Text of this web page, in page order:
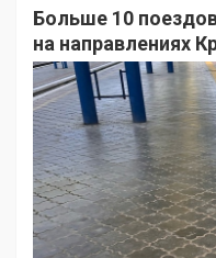
Больше 10
на направлениях